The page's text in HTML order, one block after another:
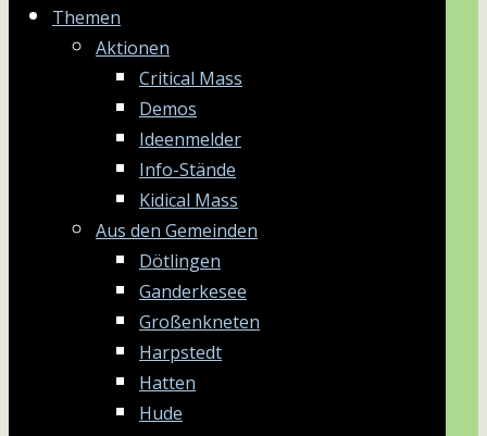
Themen
Aktionen
Critical Mass
Demos
Ideenmelder
Info-Stände
Kidical Mass
Aus den Gemeinden
Dötlingen
Ganderkesee
Großenkneten
Harpstedt
Hatten
Hude